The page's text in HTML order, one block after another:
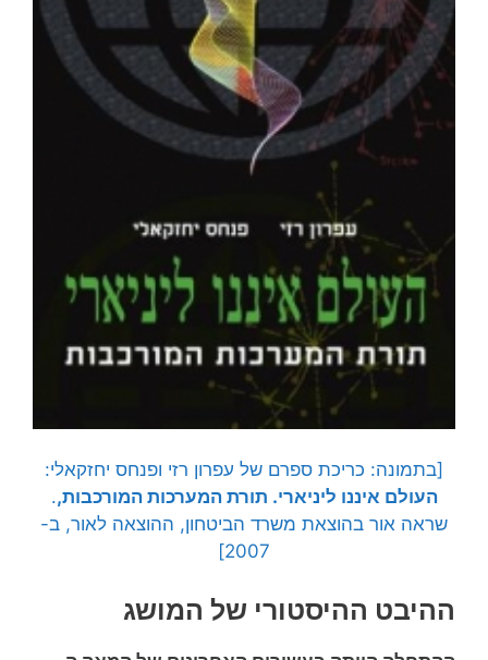
[בתמונה: כריכת ספרם של עפרון רזי ופנחס יחזקאלי:
העולם איננו ליניארי. תורת המערכות המורכבות,.
שראה אור בהוצאת משרד הביטחון, ההוצאה לאור, ב-
2007]
ההיבט ההיסטורי של המושג